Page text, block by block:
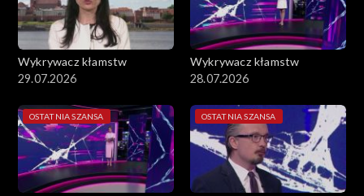
Wykrywacz kłamstw
29.07.2026
Wykrywacz kłamstw
28.07.2026
OSTATNIA SZANSA OSTATNIA SZANSA